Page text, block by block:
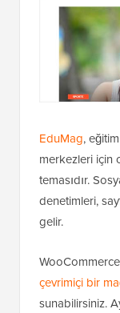
EduMag,
merkezleri için
temasıdır.
denetimleri,
gelir.
çevrimiçi bir
sunabilirsiniz.